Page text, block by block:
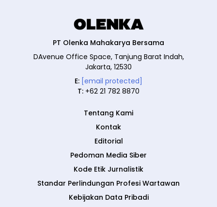
PT Olenka Mahakarya Bersama
DAvenue Office Space, Tanjung Barat Indah,
Jakarta, 12530
E: [email protected]
T: +62 21 782 8870
Tentang Kami
Kontak
Editorial
Pedoman Media Siber
Kode Etik Jurnalistik
Standar Perlindungan Profesi Wartawan
Kebijakan Data Pribadi